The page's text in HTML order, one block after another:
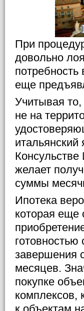
При
довольно
еще
Учитывая
не на
итальянский
желает
суммы
Ипотека
которая еще
завершения
месяцев.
покупке
комплексов,